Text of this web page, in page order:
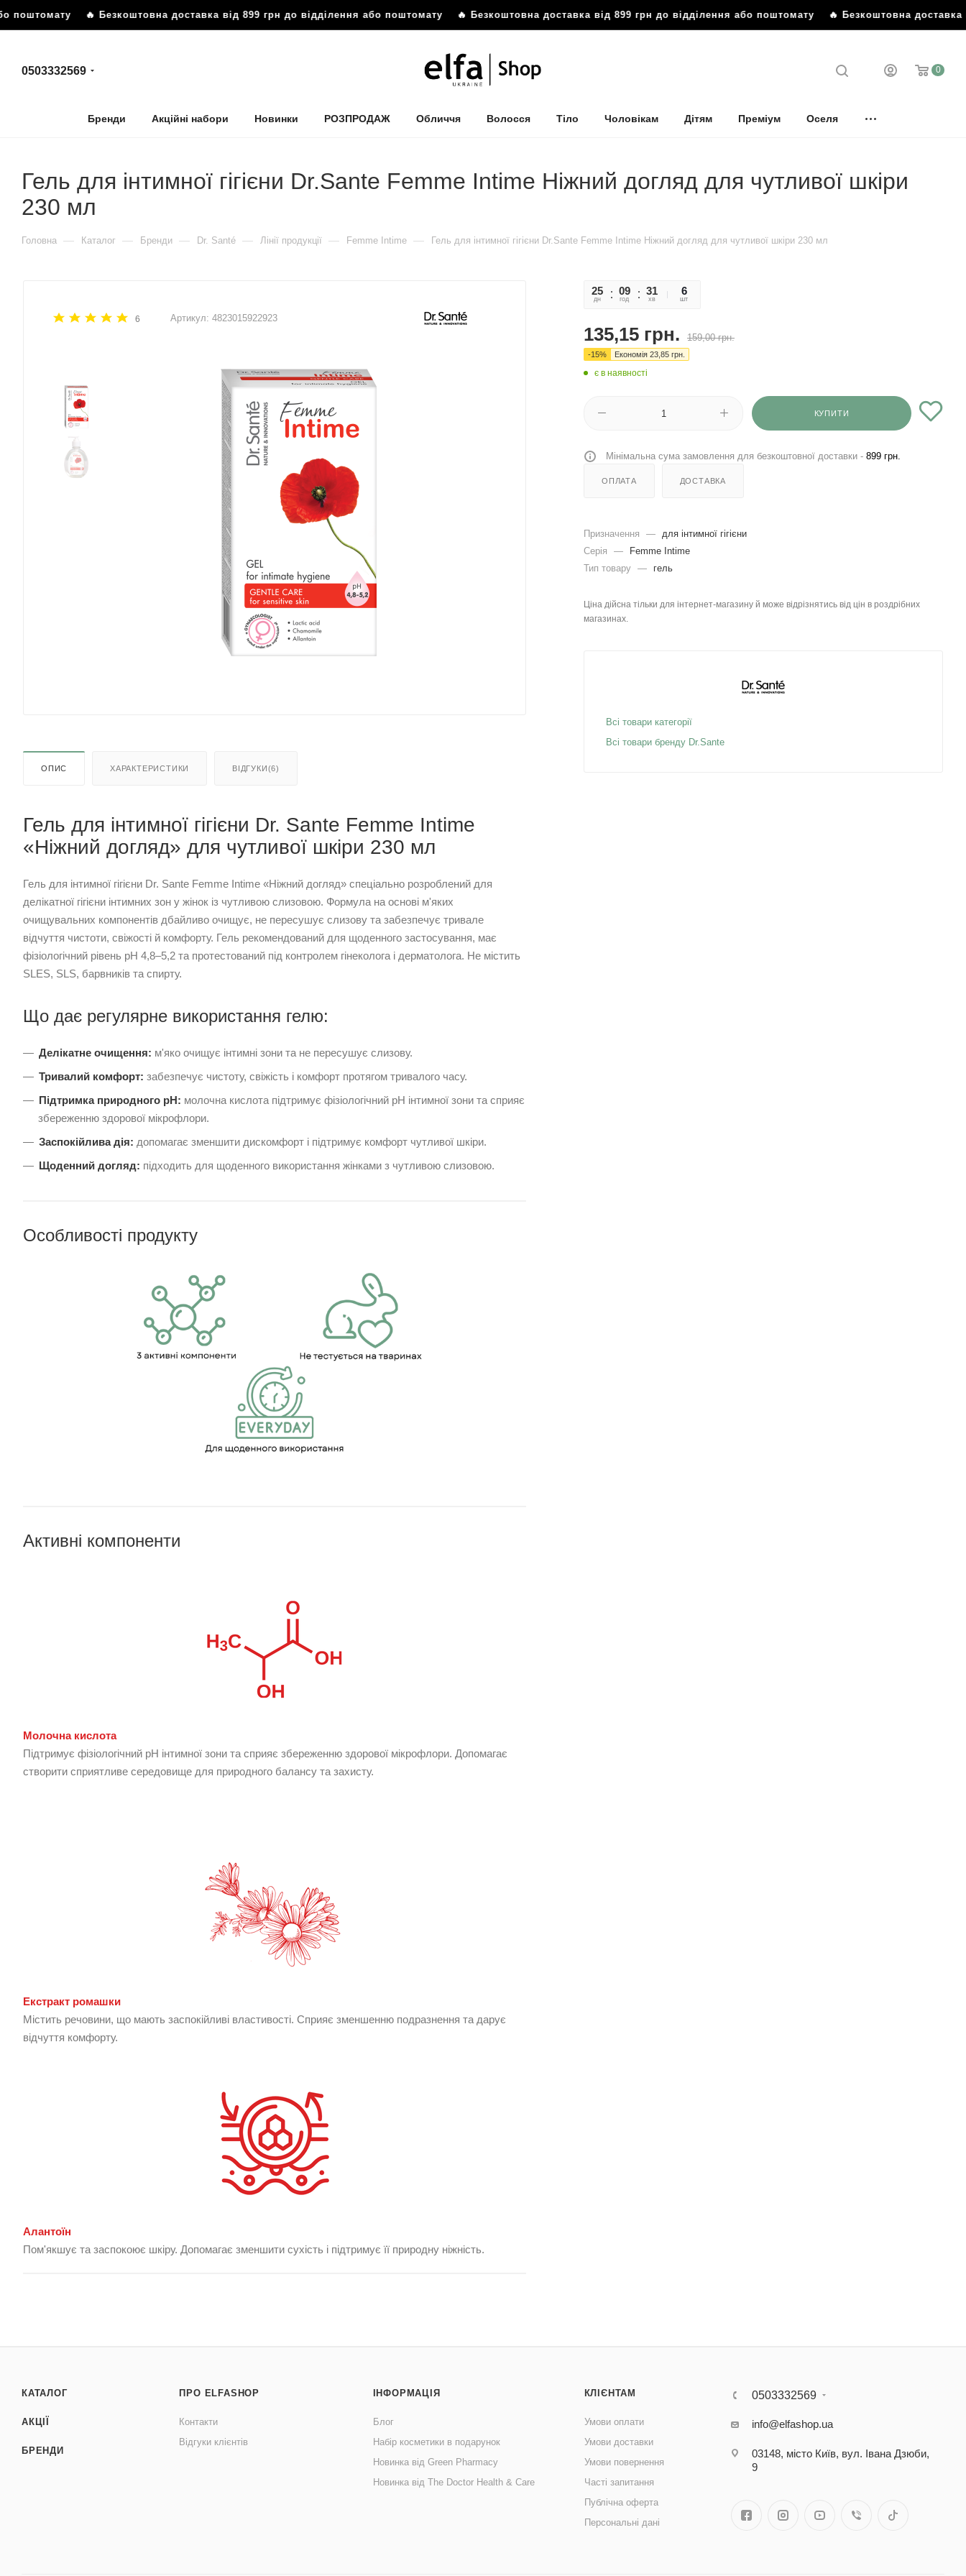
поштомату🔥 Безкоштовна доставка від 899 грн до відділення або поштомату🔥 Безкоштовна доставка від 899 грн до відділення або поштомату🔥 Безкоштовна доставка
0503332569 0
Бренди Акційні набори Новинки РОЗПРОДАЖ Обличчя Волосся Тіло Чоловікам Дітям Преміум Оселя
Гель для інтимної гігієни Dr.Sante Femme Intime Ніжний догляд для чутливої ​​шкіри
230 мл
Головна — Каталог — Бренди — Dr. Santé — Лінії продукції — Femme Intime — Гель для інтимної гігієни Dr.Sante Femme Intime Ніжний догляд для чутливої ​​шкіри 230 мл
6 Артикул: 4823015922923
ОПИС ХАРАКТЕРИСТИКИ ВІДГУКИ(6)
Гель для інтимної гігієни Dr. Sante Femme Intime
«Ніжний догляд» для чутливої шкіри 230 мл
Гель для інтимної гігієни Dr. Sante Femme Intime «Ніжний догляд» спеціально розроблений для
делікатної гігієни інтимних зон у жінок із чутливою слизовою. Формула на основі м'яких
очищувальних компонентів дбайливо очищує, не пересушує слизову та забезпечує тривале
відчуття чистоти, свіжості й комфорту. Гель рекомендований для щоденного застосування, має
фізіологічний рівень pH 4,8–5,2 та протестований під контролем гінеколога і дерматолога. Не містить
SLES, SLS, барвників та спирту.
Що дає регулярне використання гелю:
Делікатне очищення: м'яко очищує інтимні зони та не пересушує слизову.
Тривалий комфорт: забезпечує чистоту, свіжість і комфорт протягом тривалого часу.
Підтримка природного рН: молочна кислота підтримує фізіологічний рН інтимної зони та сприяє
збереженню здорової мікрофлори.
Заспокійлива дія: допомагає зменшити дискомфорт і підтримує комфорт чутливої шкіри.
Щоденний догляд: підходить для щоденного використання жінками з чутливою слизовою.
Особливості продукту
Активні компоненти
Молочна кислота
Підтримує фізіологічний рН інтимної зони та сприяє збереженню здорової мікрофлори. Допомагає
створити сприятливе середовище для природного балансу та захисту.
Екстракт ромашки
Містить речовини, що мають заспокійливі властивості. Сприяє зменшенню подразнення та дарує
відчуття комфорту.
Алантоїн
Пом'якшує та заспокоює шкіру. Допомагає зменшити сухість і підтримує її природну ніжність.
25
дн
09
год
31
хв
36
сек
6
шт
135,15 грн. 159,00грн.
-15% Економія 23,85 грн.
є в наявності
КУПИТИ
Мінімальна сума замовлення для безкоштовної доставки - 899 грн.
ОПЛАТА ДОСТАВКА
Призначення —
для інтимної гігієни
Серія
—
Femme Intime
Тип товару — гель
Ціна дійсна тільки для інтернет-магазину й може відрізнятись від цін в роздрібних
магазинах.
Всі товари категорії
Всі товари бренду Dr.Sante
КАТАЛОГ
АКЦІЇ
БРЕНДИ
ПРО ELFASHOP
Контакти
Відгуки клієнтів
ІНФОРМАЦІЯ
Блог
Набір косметики в подарунок
Новинка від Green Pharmacy
Новинка від The Doctor Health & Care
КЛІЄНТАМ
Умови оплати
Умови доставки
Умови повернення
Часті запитання
Публічна оферта
Персональні дані
0503332569
info@elfashop.ua
03148, місто Київ, вул. Івана Дзюби,
9